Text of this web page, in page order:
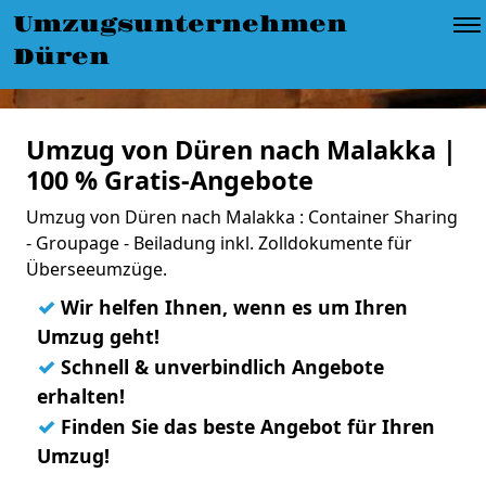
Umzugsunternehmen
Düren
Umzug von Düren nach Malakka |
100 % Gratis-Angebote
Umzug von Düren nach Malakka : Container Sharing
- Groupage - Beiladung inkl. Zolldokumente für
Überseeumzüge.
✓ Wir helfen Ihnen, wenn es um Ihren
Umzug geht!
✓ Schnell & unverbindlich Angebote
erhalten!
✓ Finden Sie das beste Angebot für Ihren
Umzug!